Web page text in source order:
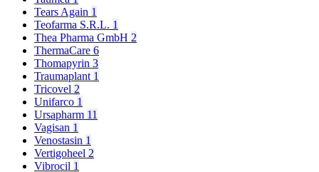
Tears Again 1
Teofarma S.R.L. 1
Thea Pharma GmbH 2
ThermaCare 6
Thomapyrin 3
Traumaplant 1
Tricovel 2
Unifarco 1
Ursapharm 11
Vagisan 1
Venostasin 1
Vertigoheel 2
Vibrocil 1